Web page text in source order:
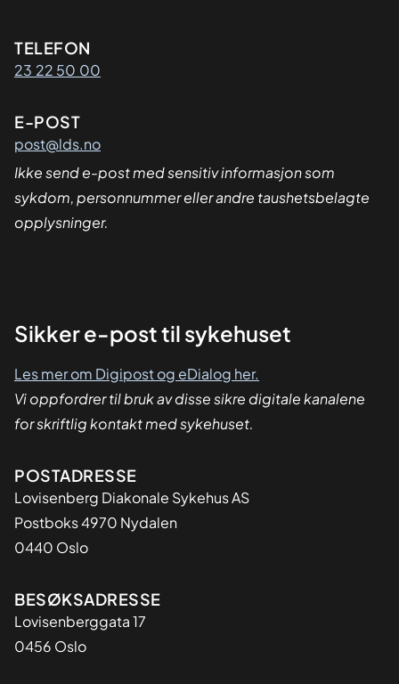
Kontaktinformasjon
TELEFON
23 22 50 00
E-POST
post@lds.no
Ikke send e-post med sensitiv informasjon som
sykdom, personnummer eller andre taushetsbelagte
opplysninger.
Sikker
Sikker e-post til sykehuset
Les mer om Digipost og eDialog her.
Vi oppfordrer til bruk av disse sikre digitale kanalene
for skriftlig kontakt med sykehuset.
Adresse
POSTADRESSE
Lovisenberg Diakonale Sykehus AS
Postboks 4970 Nydalen
0440 Oslo
BESØKSADRESSE
Lovisenberggata 17
0456 Oslo